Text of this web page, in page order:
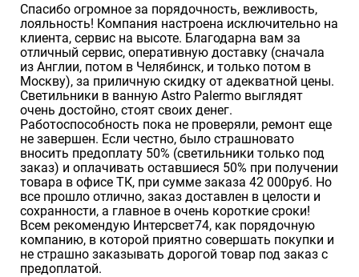
Спасибо огромное за порядочность, вежливость,
лояльность! Компания настроена исключительно на
клиента, сервис на высоте. Благодарна вам за
отличный сервис, оперативную доставку (сначала
из Англии, потом в Челябинск, и только потом в
Москву), за приличную скидку от адекватной цены.
Светильники в ванную Astro Palermo выглядят
очень достойно, стоят своих денег.
Работоспособность пока не проверяли, ремонт еще
не завершен. Если честно, было страшновато
вносить предоплату 50% (светильники только под
заказ) и оплачивать оставшиеся 50% при получении
товара в офисе ТК, при сумме заказа 42 000руб. Но
все прошло отлично, заказ доставлен в целости и
сохранности, а главное в очень короткие сроки!
Всем рекомендую Интерсвет74, как порядочную
компанию, в которой приятно совершать покупки и
не страшно заказывать дорогой товар под заказ с
предоплатой.